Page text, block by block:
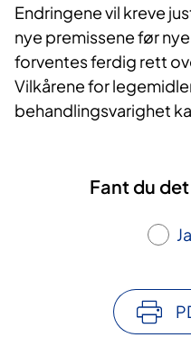
Endringene vil kreve
nye premissene før
forventes ferdig rett
Vilkårene for
behandlingsvarighet
Fant du
Ja